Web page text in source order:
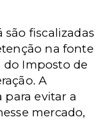
são fiscalizadas
na fonte
do Imposto de
A
evitar a
mercado,